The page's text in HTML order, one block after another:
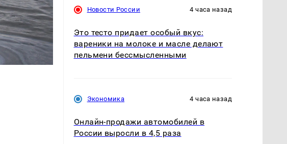
Новости России 4 часа назад
Это тесто придает особый вкус:
вареники на молоке и масле делают
пельмени бессмысленными
Экономика 4 часа назад
Онлайн-продажи автомобилей в
России выросли в 4,5 раза